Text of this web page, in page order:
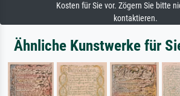
Kosten für Sie vor. Zögern Sie bitte
kontaktieren.
Ähnliche Kunstwerke für